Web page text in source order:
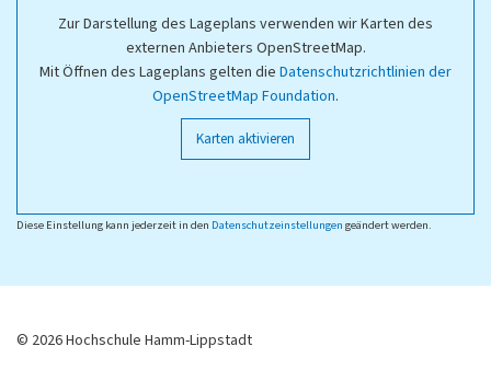
Zur Darstellung des Lageplans verwenden wir Karten des
externen Anbieters OpenStreetMap.
Mit Öffnen des Lageplans gelten die Datenschutzrichtlinien der
OpenStreetMap Foundation.
Karten aktivieren
Diese Einstellung kann jederzeit in den Datenschutzeinstellungen geändert werden.
© 2026 Hochschule Hamm-Lippstadt